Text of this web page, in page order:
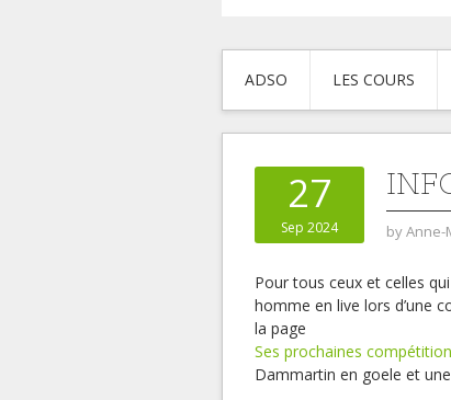
ADSO LES COURS
27
Sep 2024 byAnne-
Pour tous ceux et celles
homme en live lors d’une
la page
Ses prochaines
Dammartin en goele et